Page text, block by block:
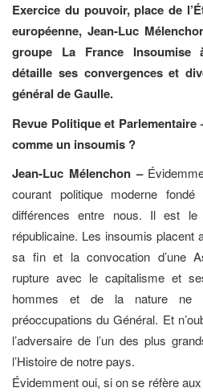
Exercice du pouvoir, place de
européenne, Jean-Luc
groupe La France Insoumise
détaille ses convergences et
général de Gaulle.
Revue Politique et
comme un insoumis ?
Jean-Luc Mélenchon –
courant politique moderne
différences entre nous. Il est
républicaine. Les insoumis
sa fin et la convocation d’une
rupture avec le capitalisme et
hommes et de la nature ne
préoccupations du Général. Et
l’adversaire de l’un des plus
l’Histoire de notre pays.
Évidemment oui, si on se réfère